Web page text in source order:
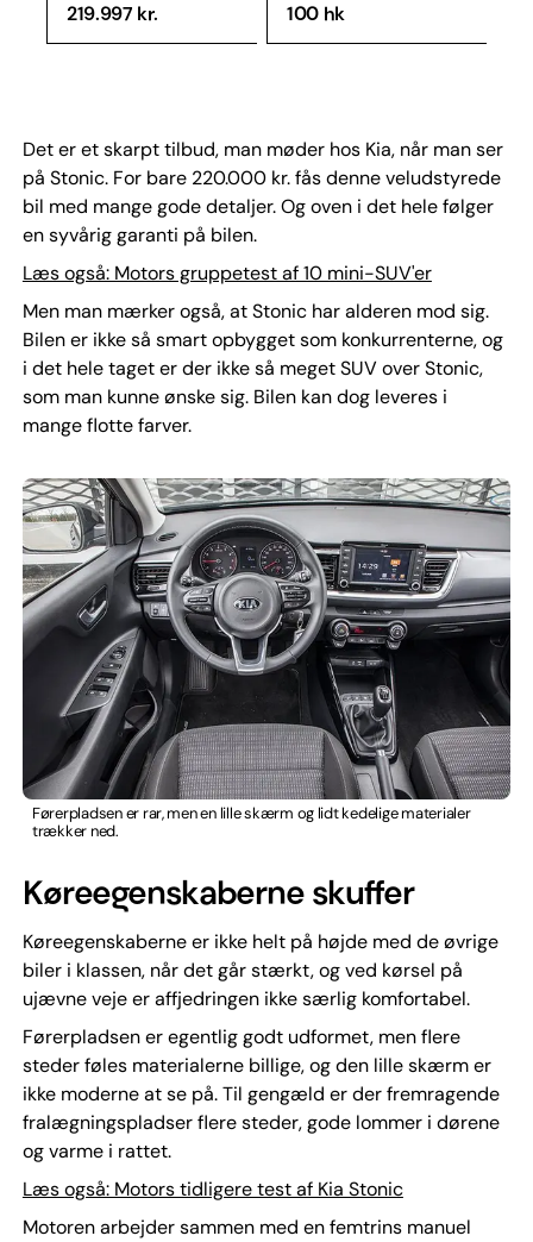
219.997 kr. 100 hk
Det er et skarpt tilbud, man møder hos Kia, når man ser
på Stonic. For bare 220.000 kr. fås denne veludstyrede
bil med mange gode detaljer. Og oven i det hele følger
en syvårig garanti på bilen.
Læs også: Motors gruppetest af 10 mini-SUV'er
Men man mærker også, at Stonic har alderen mod sig.
Bilen er ikke så smart opbygget som konkurrenterne, og
i det hele taget er der ikke så meget SUV over Stonic,
som man kunne ønske sig. Bilen kan dog leveres i
mange flotte farver.
Førerpladsen er rar, men en lille skærm og lidt kedelige materialer
trækker ned.
Køreegenskaberne skuffer
Køreegenskaberne er ikke helt på højde med de øvrige
biler i klassen, når det går stærkt, og ved kørsel på
ujævne veje er affjedringen ikke særlig komfortabel.
Førerpladsen er egentlig godt udformet, men flere
steder føles materialerne billige, og den lille skærm er
ikke moderne at se på. Til gengæld er der fremragende
fralægningspladser flere steder, gode lommer i dørene
og varme i rattet.
Læs også: Motors tidligere test af Kia Stonic
Motoren arbejder sammen med en femtrins manuel